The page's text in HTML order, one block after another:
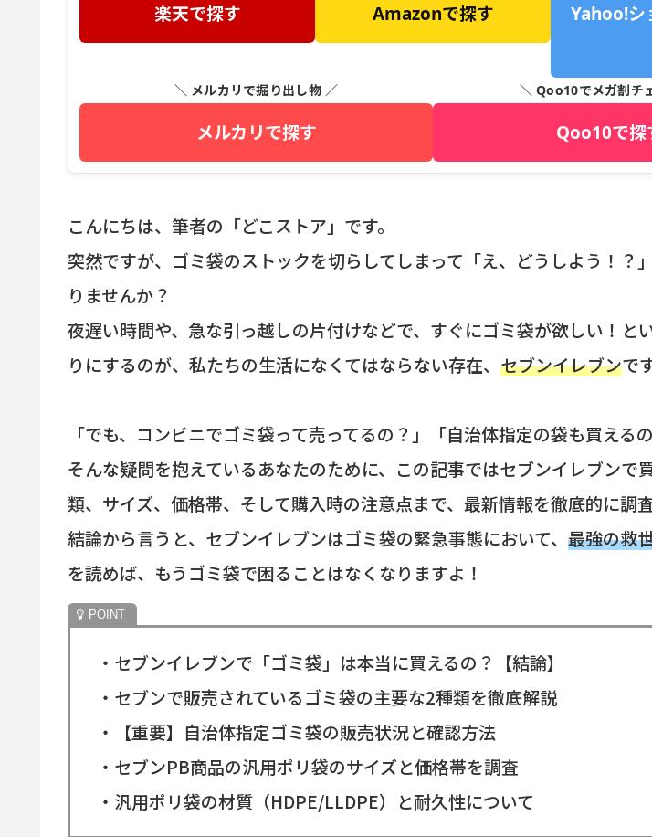
楽天で探す Amazonで探す
Yahoo!シ
＼ メルカリで掘り出し物 ／
メルカリで探す
＼ Qoo10でメガ割チ
Qoo10で探
こんにちは、筆者の「どこストア」です。
突然ですが、ゴミ袋のストックを切らしてしまって「え、どうしよう！？
りませんか？
夜遅い時間や、急な引っ越しの片付けなどで、すぐにゴミ袋が欲しい！と
りにするのが、私たちの生活になくてはならない存在、 セブンイレブンで
「でも、コンビニでゴミ袋って売ってるの？」「自治体指定の袋も買えるの
そんな疑問を抱えているあなたのために、この記事ではセブンイレブンで
類、サイズ、価格帯、そして購入時の注意点まで、最新情報を徹底的に調査
結論から言うと、セブンイレブンはゴミ袋の緊急事態において、 最強の救
を読めば、もうゴミ袋で困ることはなくなりますよ！
・セブンイレブンで「ゴミ袋」は本当に買えるの？【結論】
・セブンで販売されているゴミ袋の主要な2種類を徹底解説
・【重要】自治体指定ゴミ袋の販売状況と確認方法
・セブンPB商品の汎用ポリ袋のサイズと価格帯を調査
・汎用ポリ袋の材質（HDPE/LLDPE）と耐久性について